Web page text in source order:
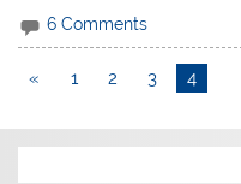
6 Comments
« 1 2 3 4